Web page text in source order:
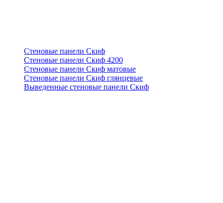
Стеновые панели Скиф
Стеновые панели Скиф 4200
Стеновые панели Скиф матовые
Стеновые панели Скиф глянцевые
Выведенные стеновые панели Скиф